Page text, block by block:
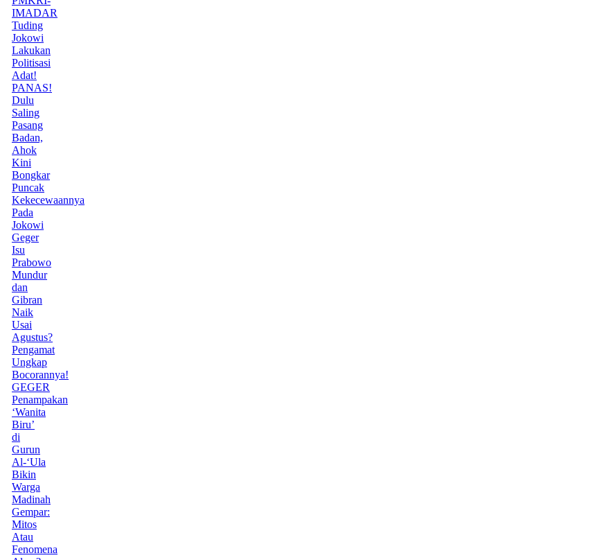
IMADAR
Tuding
Jokowi
Lakukan
Politisasi
Adat!
PANAS!
Dulu
Saling
Pasang
Badan,
Ahok
Kini
Bongkar
Puncak
Kekecewaannya
Pada
Jokowi
Geger
Isu
Prabowo
Mundur
dan
Gibran
Naik
Usai
Agustus?
Pengamat
Ungkap
Bocorannya!
GEGER
Penampakan
‘Wanita
Biru’
di
Gurun
Al-‘Ula
Bikin
Warga
Madinah
Gempar:
Mitos
Atau
Fenomena